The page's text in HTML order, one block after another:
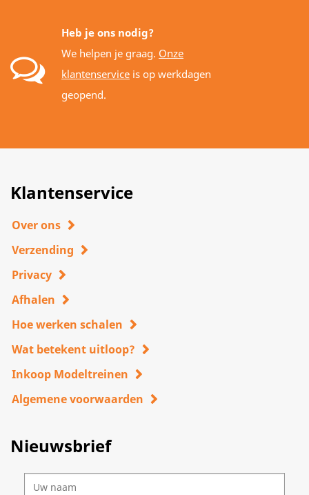
Heb je ons nodig?
We helpen je graag. Onze
klantenservice is op werkdagen
geopend.
Klantenservice
Over ons
Verzending
Privacy
Afhalen
Hoe werken schalen
Wat betekent uitloop?
Inkoop Modeltreinen
Algemene voorwaarden
Nieuwsbrief